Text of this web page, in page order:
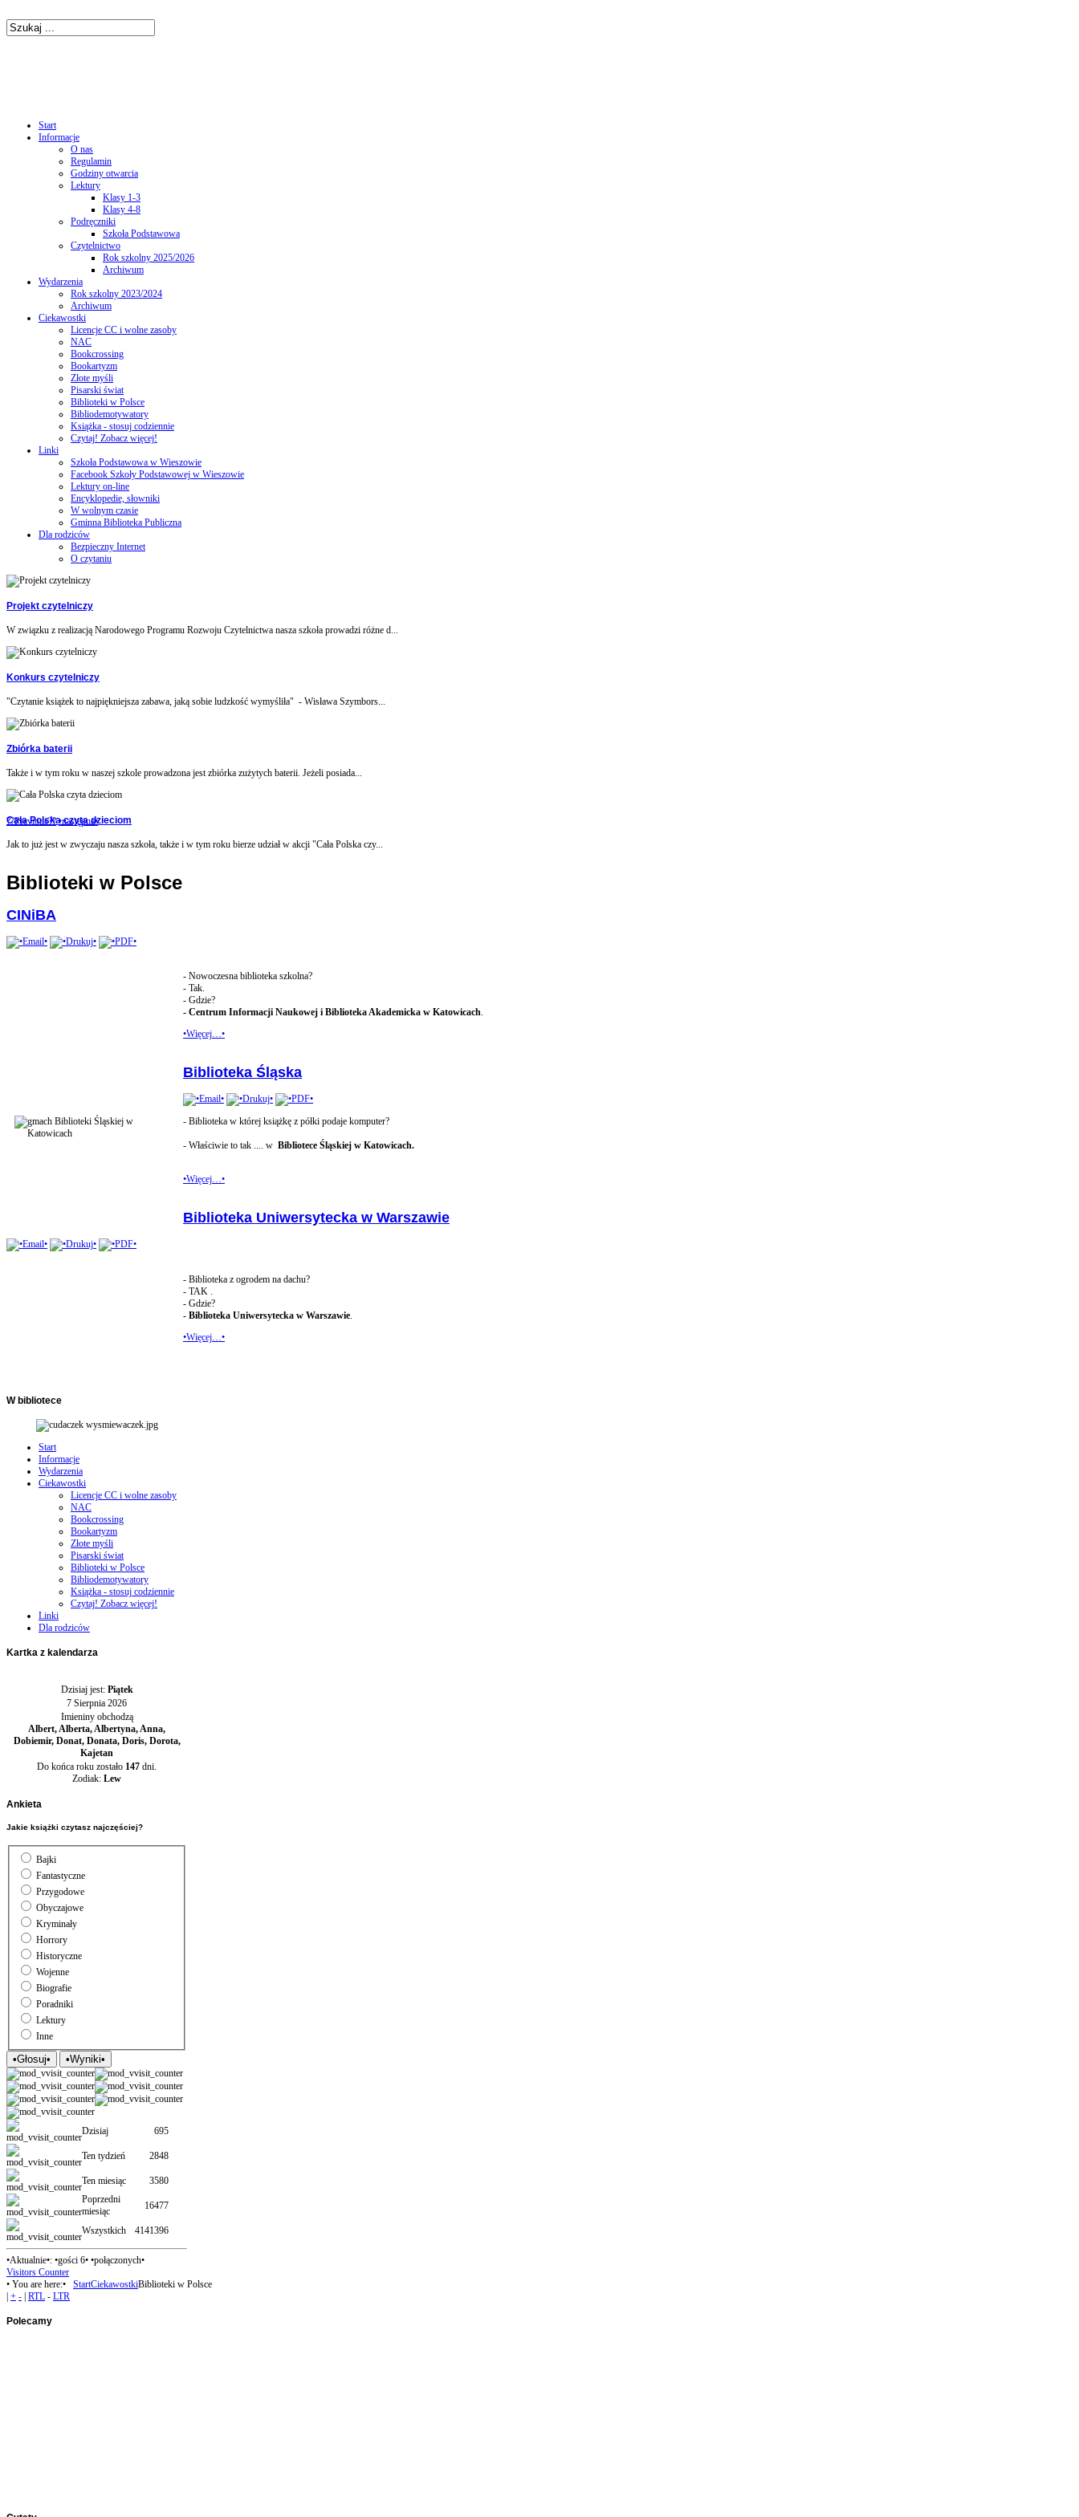
Start
Informacje
O nas
Regulamin
Godziny otwarcia
Lektury
Klasy 1-3
Klasy 4-8
Podręczniki
Szkoła Podstawowa
Czytelnictwo
Rok szkolny 2025/2026
Archiwum
Wydarzenia
Rok szkolny 2023/2024
Archiwum
Ciekawostki
Licencje CC i wolne zasoby
NAC
Bookcrossing
Bookartyzm
Złote myśli
Pisarski świat
Biblioteki w Polsce
Bibliodemotywatory
Książka - stosuj codziennie
Czytaj! Zobacz więcej!
Linki
Szkoła Podstawowa w Wieszowie
Facebook Szkoły Podstawowej w Wieszowie
Lektury on-line
Encyklopedie, słowniki
W wolnym czasie
Gminna Biblioteka Publiczna
Dla rodziców
Bezpieczny Internet
O czytaniu
Projekt czytelniczy
W związku z realizacją Narodowego Programu Rozwoju Czytelnictwa nasza szkoła prowadzi różne d...
Konkurs czytelniczy
"Czytanie książek to najpiękniejsza zabawa, jaką sobie ludzkość wymyśliła" - Wisława Szymbors...
Zbiórka baterii
Także i w tym roku w naszej szkole prowadzona jest zbiórka zużytych baterii. Jeżeli posiada...
Cała Polska czyta dzieciom
Jak to już jest w zwyczaju nasza szkoła, także i w tym roku bierze udział w akcji "Cała Polska czy...
??Previous?? •następna•
Biblioteki w Polsce
CINiBA
- Nowoczesna biblioteka szkolna?
- Tak.
- Gdzie?
- Centrum Informacji Naukowej i Biblioteka Akademicka w Katowicach.
•Więcej…•
Biblioteka Śląska
- Biblioteka w której książkę z półki podaje komputer?
- Właściwie to tak .... w Bibliotece Śląskiej w Katowicach.
•Więcej…•
Biblioteka Uniwersytecka w Warszawie
- Biblioteka z ogrodem na dachu?
- TAK .
- Gdzie?
- Biblioteka Uniwersytecka w Warszawie.
•Więcej…•
Wbibliotece
Start
Informacje
Wydarzenia
Ciekawostki
Licencje CC i wolne zasoby
NAC
Bookcrossing
Bookartyzm
Złote myśli
Pisarski świat
Biblioteki w Polsce
Bibliodemotywatory
Książka - stosuj codziennie
Czytaj! Zobacz więcej!
Linki
Dla rodziców
Kartka z kalendarza
Dzisiaj jest: Piątek
7 Sierpnia 2026
Imieniny obchodzą
Albert, Alberta, Albertyna, Anna,
Dobiemir, Donat, Donata, Doris, Dorota,
Kajetan
Do końca roku zostało 147 dni.
Zodiak: Lew
Ankieta
Jakie książki czytasz najczęściej?
Bajki
Fantastyczne
Przygodowe
Obyczajowe
Kryminały
Horrory
Historyczne
Wojenne
Biografie
Poradniki
Lektury
Inne
Dzisiaj 695
Ten tydzień 2848
Ten miesiąc
3580
Poprzedni
miesiąc
16477
Wszystkich 4141396
•Aktualnie•: •gości 6• •połączonych•
Visitors Counter
• You are here:• StartCiekawostkiBiblioteki w Polsce
| + - | RTL - LTR
Polecamy